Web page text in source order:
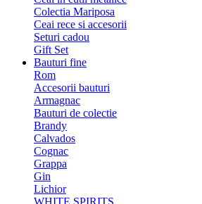
Colectia Mariposa
Ceai rece si accesorii
Seturi cadou
Gift Set
Bauturi fine
Rom
Accesorii bauturi
Armagnac
Bauturi de colectie
Brandy
Calvados
Cognac
Grappa
Gin
Lichior
WHITE SPIRITS